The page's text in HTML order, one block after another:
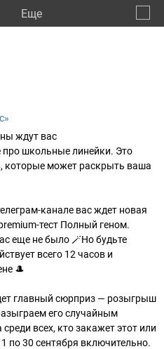
Eще
ждут вас
про школьные линейки. Это
которые может раскрыть ваша
канале вас ждет новая
тест Полный геном.
еще не было 🪄Но будьте
всего 12 часов и
🎩
главный сюрприз — розыгрыш
его случайным
всех, кто закажет этот или
по 30 сентября включительно.